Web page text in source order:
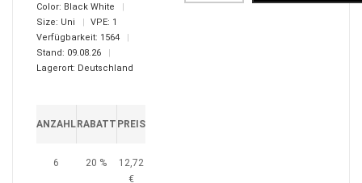
Color: Black White
Size: Uni VPE: 1
Verfügbarkeit: 1564
Stand: 09.08.26
Lagerort: Deutschland
ANZAHL RABATT PREIS
6 20 %
12,72
€